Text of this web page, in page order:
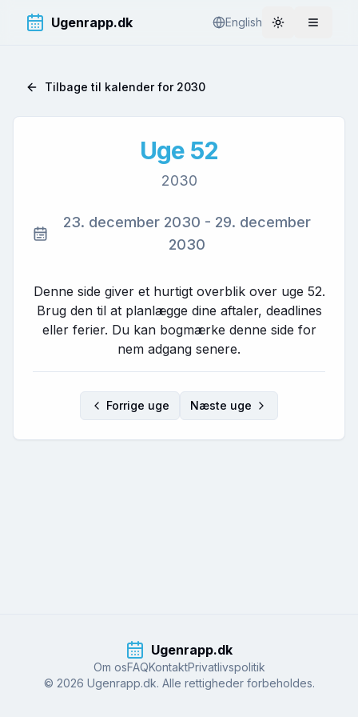
Ugenrapp.dk English Toggle theme
Åbn
Tilbage til kalender for 2030
Uge 52
2030
23. december 2030 - 29. december
2030
Denne side giver et hurtigt overblik over uge 52.
Brug den til at planlægge dine aftaler, deadlines
eller ferier. Du kan bogmærke denne side for
nem adgang senere.
Forrige uge Næste uge
Ugenrapp.dk
Om osFAQKontaktPrivatlivspolitik
© 2026 Ugenrapp.dk. Alle rettigheder forbeholdes.